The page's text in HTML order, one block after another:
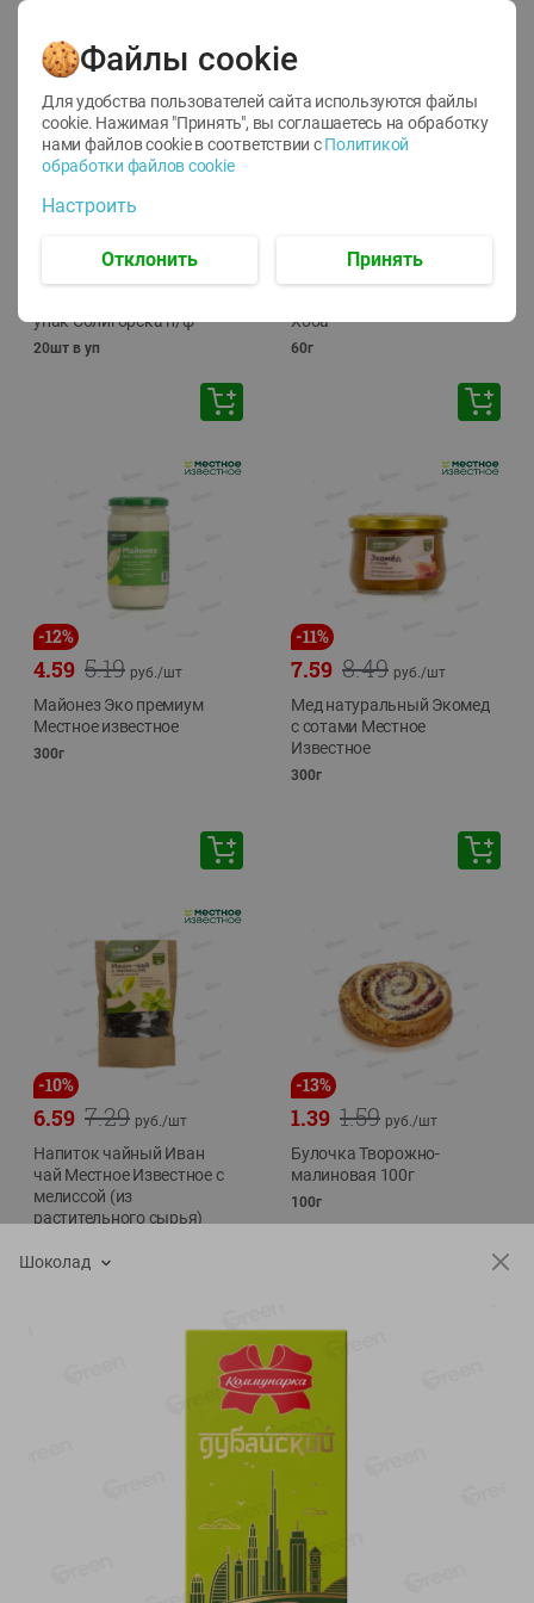
6.89
5.99
Яйца перепелиные
упак Солигорска п/ф
20шт в уп
Конфеты фруктово-
Хоба
60г
-12%
5.19
4.59 руб./шт
Майонез Эко премиум
Местное известное
300г
-11%
8.49
7.59 руб./шт
Мед натуральный Экомед
с сотами Местное
Известное
300г
-10%
7.29
6.59 руб./шт
Напиток чайный Иван
чай Местное Известное с
мелиссой (из
растительного сырья)
-13%
1.59
1.39 руб./шт
Булочка Творожно-
малиновая 100г
100г
Показать 15-28 из 71
Шоколад
Файлы cookie
Для удобства пользователей сайта используются файлы
cookie. Нажимая "Принять", вы соглашаетесь на обработку
нами файлов cookie в соответствии с Политикой
обработки файлов cookie
Настроить
Отклонить Принять